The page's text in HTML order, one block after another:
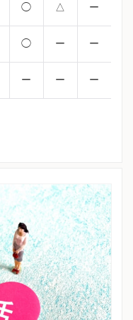
◯ △ ー
◯ ー ー
ー ー ー